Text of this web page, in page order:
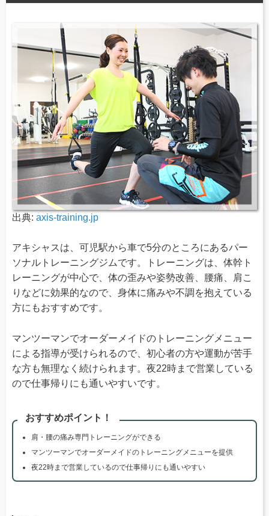
出典: axis-training.jp
アキシャスは、可児駅から車で5分のところにあるパー
ソナルトレーニングジムです。トレーニングは、体幹ト
レーニングが中心で、体の歪みや姿勢改善、腰痛、肩こ
りなどに効果的なので、身体に痛みや不調を抱えている
方にもおすすめです。
マンツーマンでオーダーメイドのトレーニングメニュー
による指導が受けられるので、初心者の方や運動が苦手
な方も無理なく続けられます。夜22時まで営業している
ので仕事帰りにも通いやすいです。
おすすめポイント！
肩・腰の痛み専門トレーニングができる
マンツーマンでオーダーメイドのトレーニングメニューを提供
夜22時まで営業しているので仕事帰りにも通いやすい